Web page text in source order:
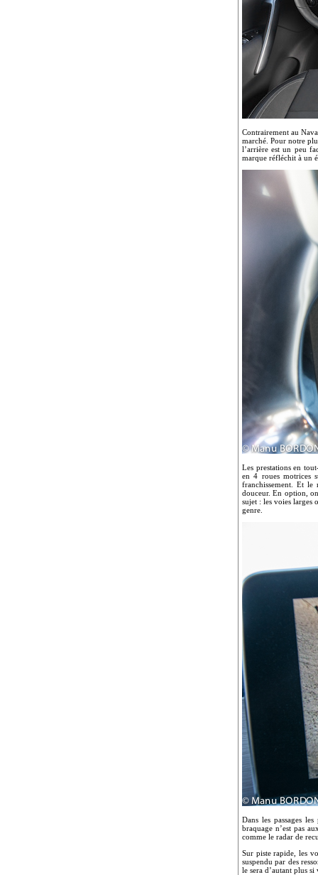
Contrairement au
marché. Pour notre
l’arrière est un peu
marque réfléchit à un
Les prestations en
en 4 roues motrices
franchissement. Et le
douceur. En option,
sujet : les voies larges
genre.
Dans les passages
braquage n’est pas
comme le radar de
Sur piste rapide, les
suspendu par des
le sera d’autant plus